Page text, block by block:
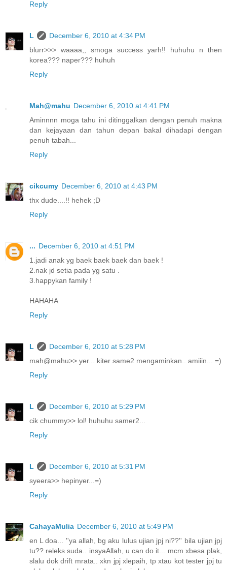
Reply
L
December 6, 2010 at 4:34 PM
blurr>>> waaaa,, smoga success yarh!! huhuhu n then
korea??? naper??? huhuh
Reply
Mah@mahu December 6, 2010 at 4:41 PM
Aminnnn moga tahu ini ditinggalkan dengan penuh makna
dan kejayaan dan tahun depan bakal dihadapi dengan
penuh tabah...
Reply
cikcumy December 6, 2010 at 4:43 PM
thx dude....!! hehek ;D
Reply
... December 6, 2010 at 4:51 PM
1.jadi anak yg baek baek baek dan baek !
2.nak jd setia pada yg satu .
3.happykan family !
HAHAHA
Reply
L
December 6, 2010 at 5:28 PM
mah@mahu>> yer... kiter same2 mengaminkan.. amiiin... =)
Reply
L
December 6, 2010 at 5:29 PM
cik chummy>> lol! huhuhu samer2...
Reply
L
December 6, 2010 at 5:31 PM
syeera>> hepinyer...=)
Reply
CahayaMulia December 6, 2010 at 5:49 PM
en L doa... ''ya allah, bg aku lulus ujian jpj ni??'' bila ujian jpj
tu?? releks suda.. insyaAllah, u can do it... mcm xbesa plak,
slalu dok drift mrata.. xkn jpj xlepaih, tp xtau kot tester jpj tu